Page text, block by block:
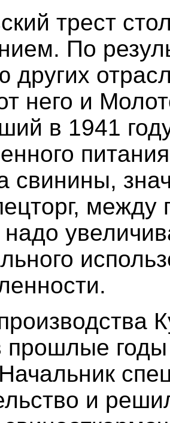
трест
По
других
него и
в 1941
свинины,
надо
прошлые
и